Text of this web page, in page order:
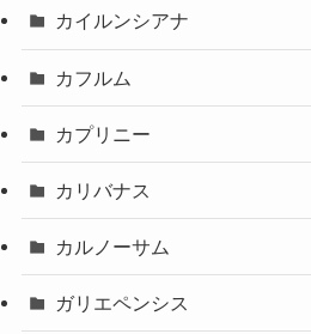
カイルンシアナ
カフルム
カプリニー
カリバナス
カルノーサム
ガリエペンシス